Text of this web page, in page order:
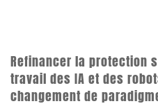
Refinancer la protection
travail des IA et des
changement de